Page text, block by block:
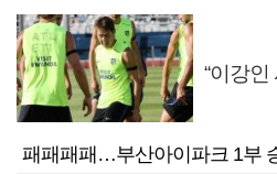
“이강인
패패패패…부산아이파크 1부